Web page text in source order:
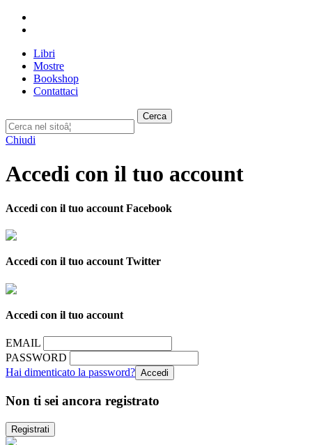
Libri
Mostre
Bookshop
Contattaci
Cerca
Chiudi
Accedi con il tuo account
Accedi con il tuo account Facebook
Accedi con il tuo account Twitter
Accedi con il tuo account
EMAIL
PASSWORD
Hai dimenticato la password?
Non ti sei ancora registrato
Registrati